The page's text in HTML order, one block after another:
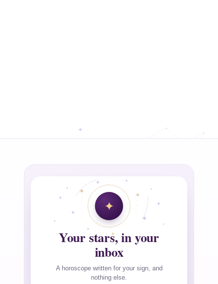
Your stars, in your
inbox
A horoscope written for your sign, and
nothing else.